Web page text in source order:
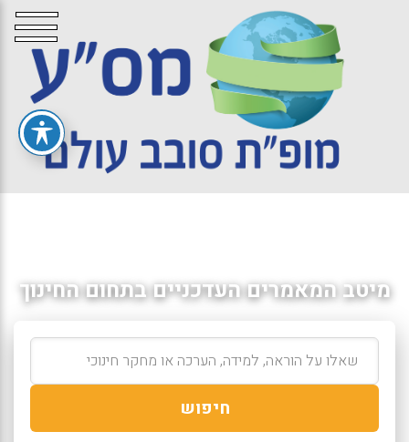
מיטב המאמרים העדכניים בתחום החינוך
חיפוש